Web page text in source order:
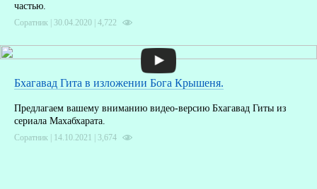
частью.
Соратник | 30.04.2020 | 4,722
Бхагавад Гита в изложении Бога Крышеня.
Предлагаем вашему вниманию видео-версию Бхагавад Гиты из
сериала Махабхарата.
Соратник | 14.10.2021 | 3,674